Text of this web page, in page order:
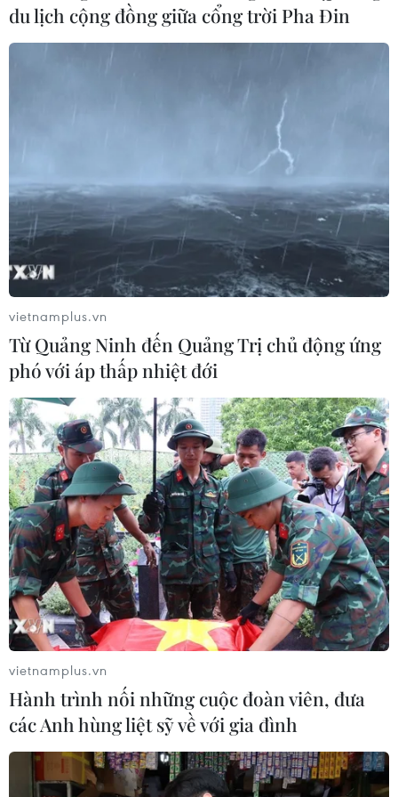
du lịch cộng đồng giữa cổng trời Pha Đin
vietnamplus.vn
Từ Quảng Ninh đến Quảng Trị chủ động ứng
phó với áp thấp nhiệt đới
vietnamplus.vn
Hành trình nối những cuộc đoàn viên, đưa
các Anh hùng liệt sỹ về với gia đình